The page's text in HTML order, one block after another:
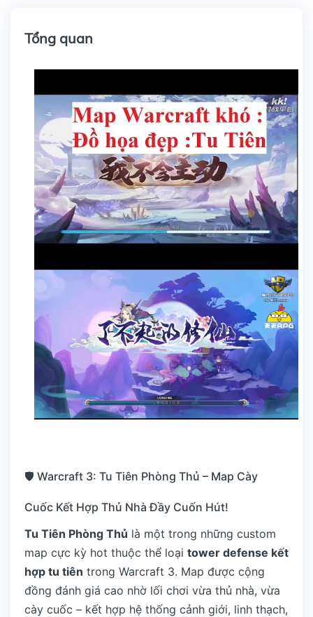
Tổng quan
🛡️ Warcraft 3: Tu Tiên Phòng Thủ – Map Cày
Cuốc Kết Hợp Thủ Nhà Đầy Cuốn Hút!
Tu Tiên Phòng Thủ là một trong những custom
map cực kỳ hot thuộc thể loại tower defense kết
hợp tu tiên trong Warcraft 3. Map được cộng
đồng đánh giá cao nhờ lối chơi vừa thủ nhà, vừa
cày cuốc – kết hợp hệ thống cảnh giới, linh thạch,